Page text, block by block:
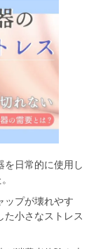
を日常的に使用し
ップが壊れやす
小さなストレス